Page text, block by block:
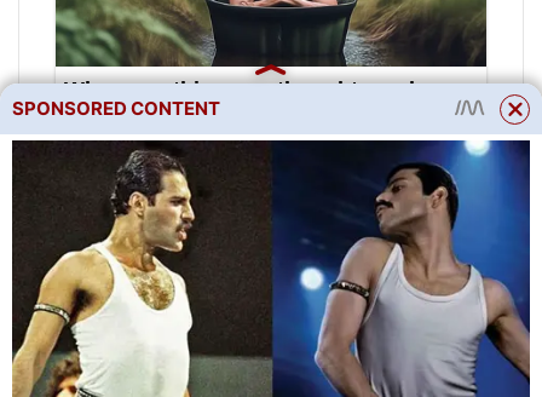
SPONSORED CONTENT